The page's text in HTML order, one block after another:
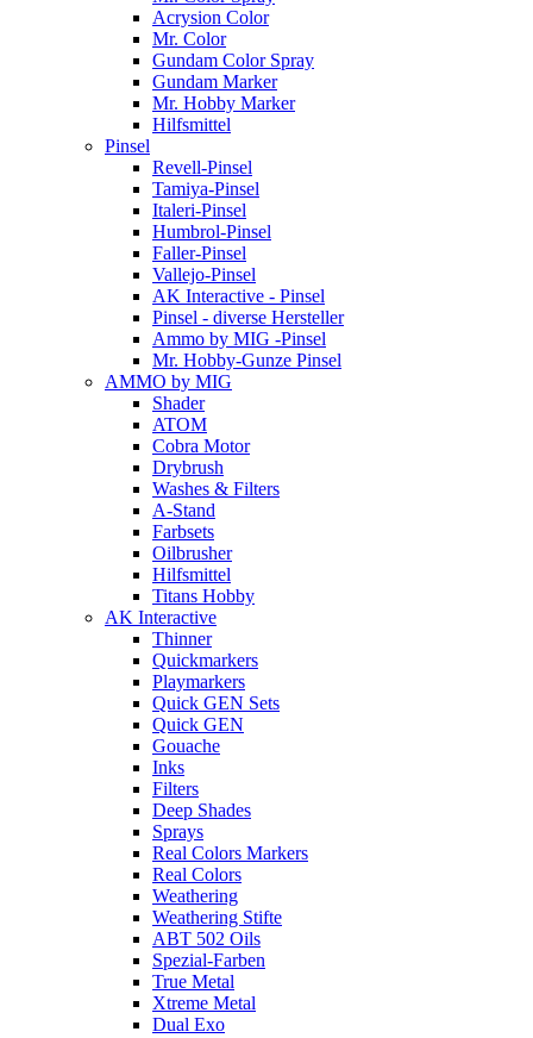
Acrysion Color
Mr. Color
Gundam Color Spray
Gundam Marker
Mr. Hobby Marker
Hilfsmittel
Pinsel
Revell-Pinsel
Tamiya-Pinsel
Italeri-Pinsel
Humbrol-Pinsel
Faller-Pinsel
Vallejo-Pinsel
AK Interactive - Pinsel
Pinsel - diverse Hersteller
Ammo by MIG -Pinsel
Mr. Hobby-Gunze Pinsel
AMMO by MIG
Shader
ATOM
Cobra Motor
Drybrush
Washes & Filters
A-Stand
Farbsets
Oilbrusher
Hilfsmittel
Titans Hobby
AK Interactive
Thinner
Quickmarkers
Playmarkers
Quick GEN Sets
Quick GEN
Gouache
Inks
Filters
Deep Shades
Sprays
Real Colors Markers
Real Colors
Weathering
Weathering Stifte
ABT 502 Oils
Spezial-Farben
True Metal
Xtreme Metal
Dual Exo